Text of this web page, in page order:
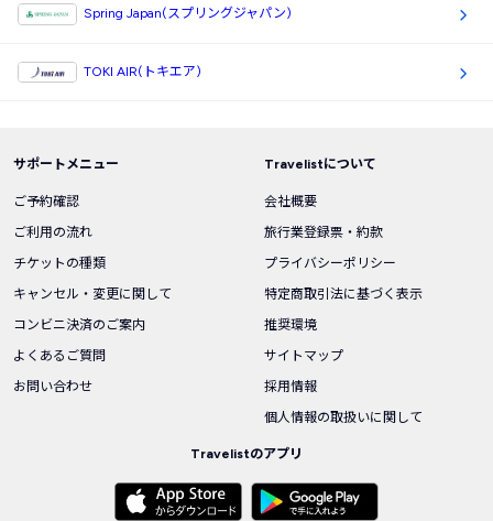
Spring Japan(スプリングジャパン)
TOKI AIR(トキエア)
サポートメニュー
ご予約確認
ご利用の流れ
チケットの種類
キャンセル・変更に関して
コンビニ決済のご案内
よくあるご質問
お問い合わせ
Travelistについて
会社概要
旅行業登録票・約款
プライバシーポリシー
特定商取引法に基づく表示
推奨環境
サイトマップ
採用情報
個人情報の取扱いに関して
Travelistのアプリ